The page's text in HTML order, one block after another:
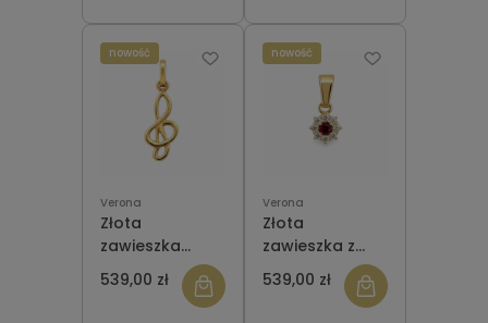
Verona
Złota
zawieszka
Verona
LA14733 klucz
539,00 zł
nowość
Verona
Złota
zawieszka z
cyrkoniami
Verona LJ15482
539,00 zł
nowość